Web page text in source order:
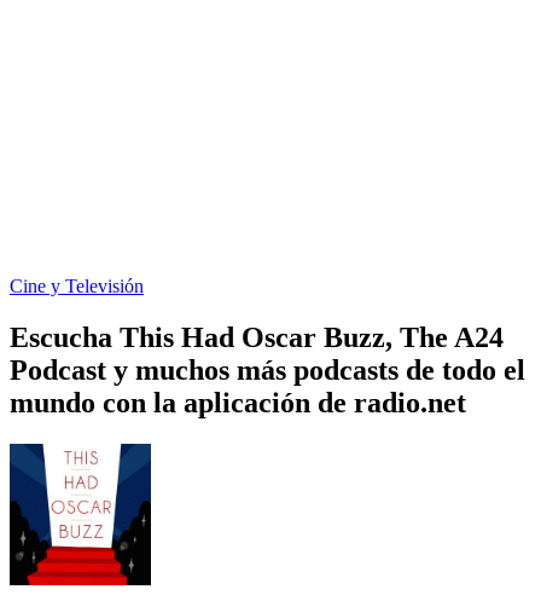
Cine y Televisión
Escucha This Had Oscar Buzz, The A24
Podcast y muchos más podcasts de todo el
mundo con la aplicación de radio.net